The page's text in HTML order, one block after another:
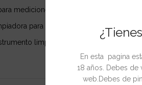
En esta pagina
18 años. Debes de
web.Debes de
mediciones
para sonda
limpiador